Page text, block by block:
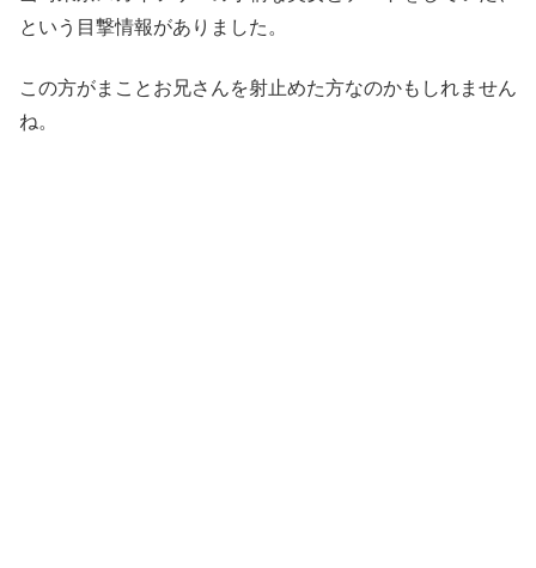
という目撃情報がありました。
この方がまことお兄さんを射止めた方なのかもしれません
ね。